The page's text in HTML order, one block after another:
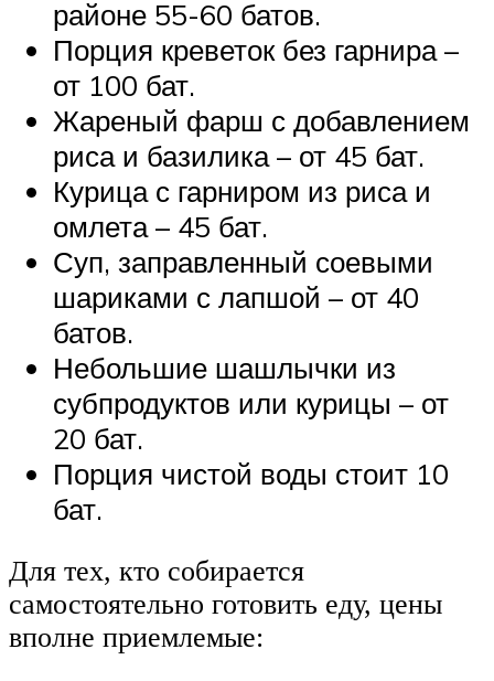
районе 55-60 батов.
Порция креветок без гарнира –
от 100 бат.
Жареный фарш с добавлением
риса и базилика – от 45 бат.
Курица с гарниром из риса и
омлета – 45 бат.
Суп, заправленный соевыми
шариками с лапшой – от 40
батов.
Небольшие шашлычки из
субпродуктов или курицы – от
20 бат.
Порция чистой воды стоит 10
бат.
Для тех, кто собирается
самостоятельно готовить еду, цены
вполне приемлемые: